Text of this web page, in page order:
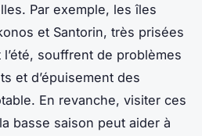
Par exemple, les îles
et Santorin, très prisées
souffrent de problèmes
et d’épuisement des
En revanche, visiter ces
basse saison peut aider à